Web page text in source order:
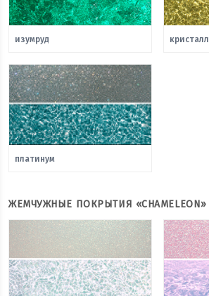
изумруд кристалл
платинум
ЖЕМЧУЖНЫЕ ПОКРЫТИЯ «CHAMELEON»